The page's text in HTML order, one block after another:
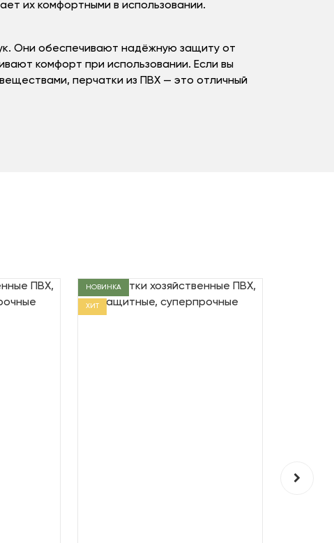
их комфортными в использовании.
Они обеспечивают надёжную защиту от
комфорт при использовании. Если вы
перчатки из ПВХ — это отличный
НОВИНКА
ХИТ